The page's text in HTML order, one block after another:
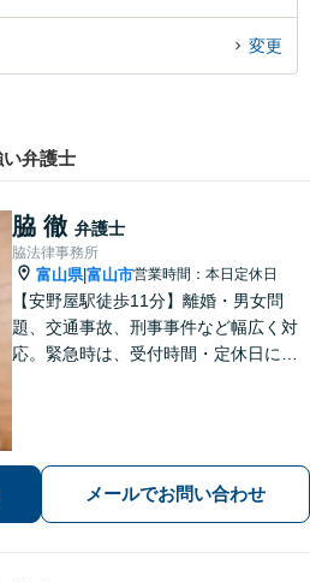
変更
弁護士
脇 徹 弁護士
脇法律事務所
富山県|富山市営業時間：本日定休日
【安野屋駅徒歩11分】離婚・男女問
題、交通事故、刑事事件など幅広く対
応。緊急時は、受付時間・定休日に関
メールでお問い合わせ